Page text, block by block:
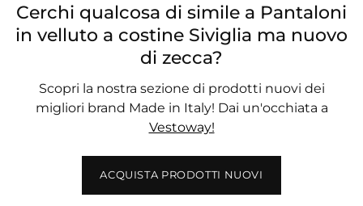
Cerchi qualcosa di simile a Pantaloni
in velluto a costine Siviglia ma nuovo
di zecca?
Scopri la nostra sezione di prodotti nuovi dei
migliori brand Made in Italy! Dai un'occhiata a
Vestoway!
ACQUISTA PRODOTTI NUOVI